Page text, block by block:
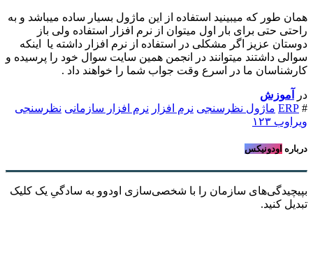
همان طور که میبینید استفاده از این ماژول بسیار ساده میباشد و به
راحتی حتی برای بار اول میتوان از نرم افزار استفاده ولی باز
دوستان عزیز اگر مشکلی در استفاده از نرم افزار داشته یا اینکه
سوالی داشتند میتوانند در انجمن همین سایت سوال خود را پرسیده و
کارشناسان ما در اسرع وقت جواب شما را خواهند داد .
در
آموزش
#
ERP ماژول نظرسنجی نرم افزار نرم افزار سازمانی نظرسنجی
ویراوب ۱۲۳
درباره اودونیکس
بپیچیدگی‌های سازمان را با شخصی‌سازی اودوو به سادگیِ یک کلیک
تبدیل کنید.